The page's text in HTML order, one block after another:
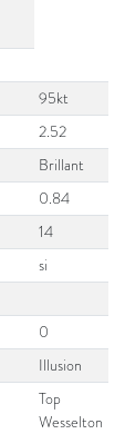
95kt
2.52
Brillant
0.84
14
si
0
Illusion
Top
Wesselton